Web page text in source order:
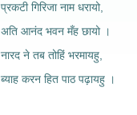
प्रकटी गिरिजा नाम धरायो,
अति आनंद भवन मँह छायो ।
नारद ने तब तोहिं भरमायहु,
ब्याह करन हित पाठ पढ़ायहु ।